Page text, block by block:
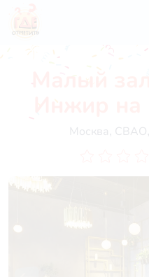
Малый зал
Инжир на
Москва, СВАО,